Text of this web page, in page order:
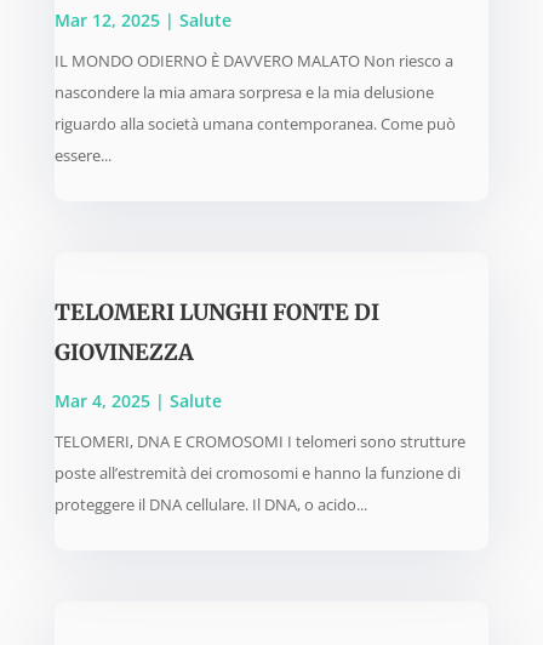
Mar 12, 2025| Salute
IL MONDO ODIERNO È DAVVERO MALATO Non riesco a
nascondere la mia amara sorpresa e la mia delusione
riguardo alla società umana contemporanea. Come può
essere...
TELOMERI LUNGHI FONTE DI
GIOVINEZZA
Mar 4, 2025| Salute
TELOMERI, DNA E CROMOSOMI I telomeri sono strutture
poste all’estremità dei cromosomi e hanno la funzione di
proteggere il DNA cellulare. Il DNA, o acido...